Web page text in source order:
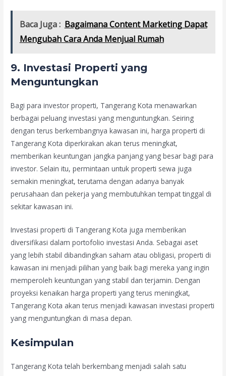
Baca Juga : Bagaimana Content Marketing Dapat
Mengubah Cara Anda Menjual Rumah
9. Investasi Properti yang
Menguntungkan
Bagi para investor properti, Tangerang Kota menawarkan
berbagai peluang investasi yang menguntungkan. Seiring
dengan terus berkembangnya kawasan ini, harga properti di
Tangerang Kota diperkirakan akan terus meningkat,
memberikan keuntungan jangka panjang yang besar bagi para
investor. Selain itu, permintaan untuk properti sewa juga
semakin meningkat, terutama dengan adanya banyak
perusahaan dan pekerja yang membutuhkan tempat tinggal di
sekitar kawasan ini.
Investasi properti di Tangerang Kota juga memberikan
diversifikasi dalam portofolio investasi Anda. Sebagai aset
yang lebih stabil dibandingkan saham atau obligasi, properti di
kawasan ini menjadi pilihan yang baik bagi mereka yang ingin
memperoleh keuntungan yang stabil dan terjamin. Dengan
proyeksi kenaikan harga properti yang terus meningkat,
Tangerang Kota akan terus menjadi kawasan investasi properti
yang menguntungkan di masa depan.
Kesimpulan
Tangerang Kota telah berkembang menjadi salah satu